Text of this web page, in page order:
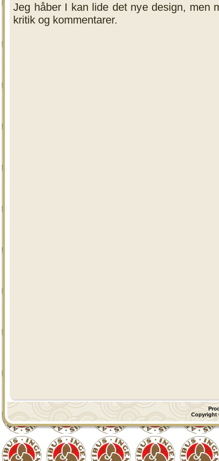
Jeg håber I kan lide det nye design, men
kritik og kommentarer.
Copyright